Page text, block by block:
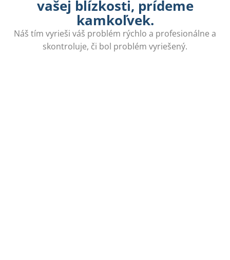
vašej blízkosti, prídeme
kamkoľvek.
Náš tím vyrieši váš problém rýchlo a profesionálne a
skontroluje, či bol problém vyriešený.